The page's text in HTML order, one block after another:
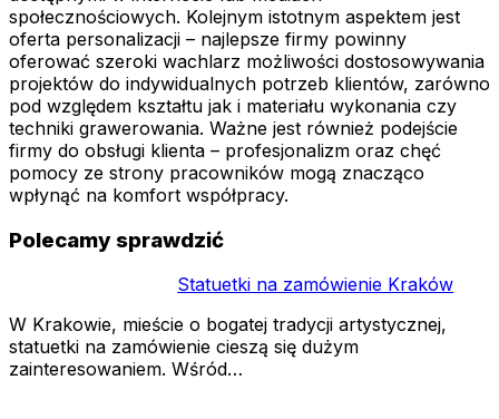
społecznościowych. Kolejnym istotnym aspektem jest
oferta personalizacji – najlepsze firmy powinny
oferować szeroki wachlarz możliwości dostosowywania
projektów do indywidualnych potrzeb klientów, zarówno
pod względem kształtu jak i materiału wykonania czy
techniki grawerowania. Ważne jest również podejście
firmy do obsługi klienta – profesjonalizm oraz chęć
pomocy ze strony pracowników mogą znacząco
wpłynąć na komfort współpracy.
Polecamy sprawdzić
Statuetki na zamówienie Kraków
W Krakowie, mieście o bogatej tradycji artystycznej,
statuetki na zamówienie cieszą się dużym
zainteresowaniem. Wśród…